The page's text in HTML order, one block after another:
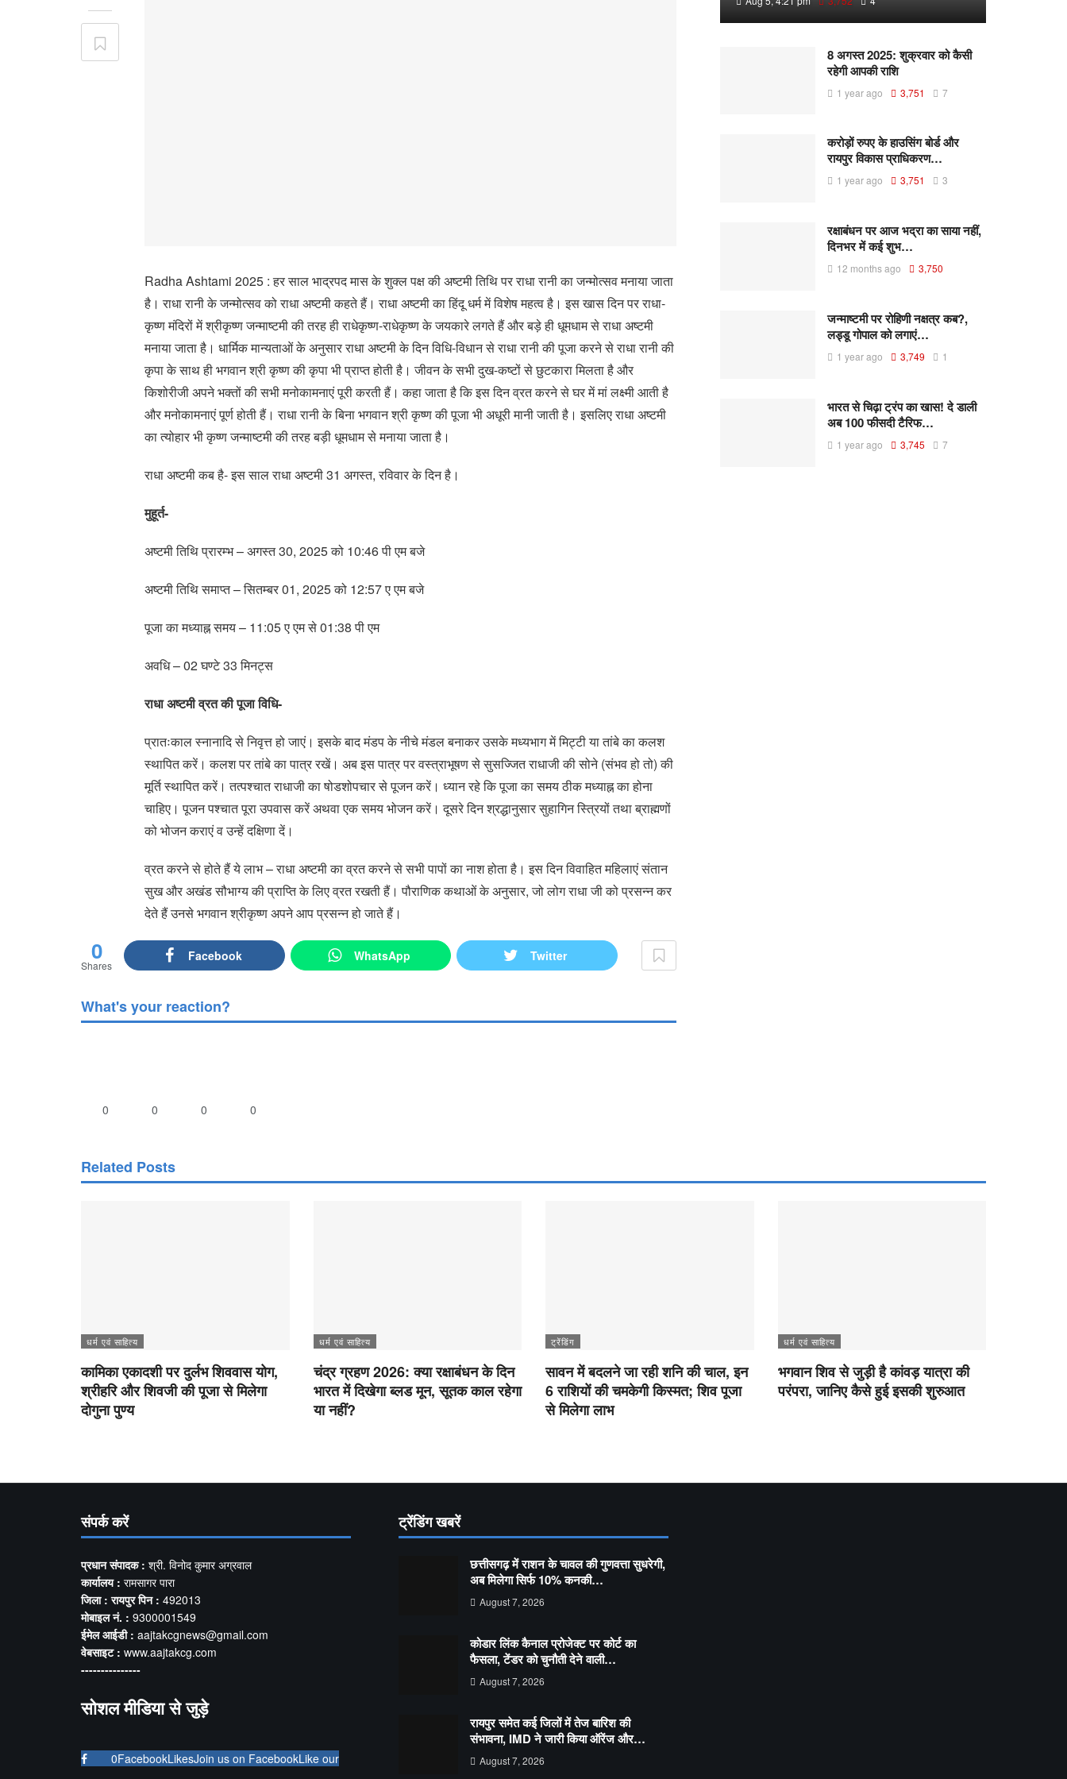
Radha Ashtami 2025 : हर साल भाद्रपद मास के शुक्ल पक्ष की अष्टमी तिथि पर राधा रानी का जन्मोत्सव मनाया जाता
है। राधा रानी के जन्मोत्सव को राधा अष्टमी कहते हैं। राधा अष्टमी का हिंदू धर्म में विशेष महत्व है। इस खास दिन पर राधा-
कृष्ण मंदिरों में श्रीकृष्ण जन्माष्टमी की तरह ही राधेकृष्ण-राधेकृष्ण के जयकारे लगते हैं और बड़े ही धूमधाम से राधा अष्टमी
मनाया जाता है। धार्मिक मान्यताओं के अनुसार राधा अष्टमी के दिन विधि-विधान से राधा रानी की पूजा करने से राधा रानी की
कृपा के साथ ही भगवान श्री कृष्ण की कृपा भी प्राप्त होती है। जीवन के सभी दुख-कष्टों से छुटकारा मिलता है और
किशोरीजी अपने भक्तों की सभी मनोकामनाएं पूरी करती हैं। कहा जाता है कि इस दिन व्रत करने से घर में मां लक्ष्मी आती है
और मनोकामनाएं पूर्ण होती हैं। राधा रानी के बिना भगवान श्री कृष्ण की पूजा भी अधूरी मानी जाती है। इसलिए राधा अष्टमी
का त्योहार भी कृष्ण जन्माष्टमी की तरह बड़ी धूमधाम से मनाया जाता है।
राधा अष्टमी कब है- इस साल राधा अष्टमी 31 अगस्त, रविवार के दिन है।
मुहूर्त-
अष्टमी तिथि प्रारम्भ – अगस्त 30, 2025 को 10:46 पी एम बजे
अष्टमी तिथि समाप्त – सितम्बर 01, 2025 को 12:57 ए एम बजे
पूजा का मध्याह्न समय – 11:05 ए एम से 01:38 पी एम
अवधि – 02 घण्टे 33 मिनट्स
राधा अष्टमी व्रत की पूजा विधि-
प्रातःकाल स्नानादि से निवृत्त हो जाएं। इसके बाद मंडप के नीचे मंडल बनाकर उसके मध्यभाग में मिट्टी या तांबे का कलश
स्थापित करें। कलश पर तांबे का पात्र रखें। अब इस पात्र पर वस्त्राभूषण से सुसज्जित राधाजी की सोने (संभव हो तो) की
मूर्ति स्थापित करें। तत्पश्चात राधाजी का षोडशोपचार से पूजन करें। ध्यान रहे कि पूजा का समय ठीक मध्याह्न का होना
चाहिए। पूजन पश्चात पूरा उपवास करें अथवा एक समय भोजन करें। दूसरे दिन श्रद्धानुसार सुहागिन स्त्रियों तथा ब्राह्मणों
को भोजन कराएं व उन्हें दक्षिणा दें।
व्रत करने से होते हैं ये लाभ – राधा अष्टमी का व्रत करने से सभी पापों का नाश होता है। इस दिन विवाहित महिलाएं संतान
सुख और अखंड सौभाग्य की प्राप्ति के लिए व्रत रखती हैं। पौराणिक कथाओं के अनुसार, जो लोग राधा जी को प्रसन्न कर
देते हैं उनसे भगवान श्रीकृष्ण अपने आप प्रसन्न हो जाते हैं।
0
Shares
Facebook WhatsApp Twitter
What's your reaction?
0 0 0 0
8 अगस्त 2025: शुक्रवार को कैसी
रहेगी आपकी राशि
1 year ago 3,751 7
करोड़ों रुपए के हाउसिंग बोर्ड और
रायपुर विकास प्राधिकरण…
1 year ago 3,751 3
रक्षाबंधन पर आज भद्रा का साया नहीं,
दिनभर में कई शुभ…
12 months ago 3,750
जन्माष्टमी पर रोहिणी नक्षत्र कब?,
लड्डू गोपाल को लगाएं…
1 year ago 3,749 1
भारत से चिढ़ा ट्रंप का खास! दे डाली
अब 100 फीसदी टैरिफ…
1 year ago 3,745 7
Related Posts
धर्म एवं साहित्य
कामिका एकादशी पर दुर्लभ शिववास योग,
श्रीहरि और शिवजी की पूजा से मिलेगा
दोगुना पुण्य
धर्म एवं साहित्य
चंद्र ग्रहण 2026: क्या रक्षाबंधन के दिन
भारत में दिखेगा ब्लड मून, सूतक काल रहेगा
या नहीं?
ट्रेंडिंग
सावन में बदलने जा रही शनि की चाल, इन
6 राशियों की चमकेगी किस्मत; शिव पूजा
से मिलेगा लाभ
धर्म एवं साहित्य
भगवान शिव से जुड़ी है कांवड़ यात्रा की
परंपरा, जानिए कैसे हुई इसकी शुरुआत
संपर्क करें
प्रधान संपादक : श्री. विनोद कुमार अग्रवाल
कार्यालय : रामसागर पारा
जिला : रायपुर पिन : 492013
मोबाइल नं. : 9300001549
ईमेल आईडी : aajtakcgnews@gmail.com
वेबसाइट : www.aajtakcg.com
---------------
सोशल मीडिया से जुड़े
0FacebookLikesJoin us on FacebookLike our
ट्रेंडिंग खबरें
छत्तीसगढ़ में राशन के चावल की गुणवत्ता सुधरेगी,
अब मिलेगा सिर्फ 10% कनकी…
August 7, 2026
कोडार लिंक कैनाल प्रोजेक्ट पर कोर्ट का
फैसला, टेंडर को चुनौती देने वाली…
August 7, 2026
रायपुर समेत कई जिलों में तेज बारिश की
संभावना, IMD ने जारी किया ऑरेंज और…
August 7, 2026